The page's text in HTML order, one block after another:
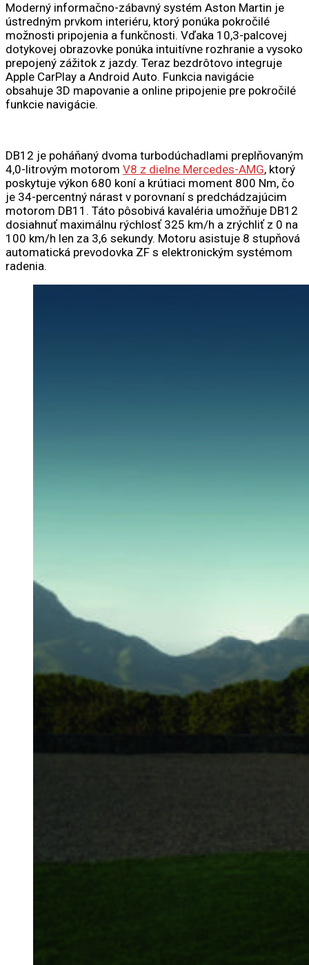
Moderný informačno-zábavný systém Aston Martin je
ústredným prvkom interiéru, ktorý ponúka pokročilé
možnosti pripojenia a funkčnosti. Vďaka 10,3-palcovej
dotykovej obrazovke ponúka intuitívne rozhranie a vysoko
prepojený zážitok z jazdy. Teraz bezdrôtovo integruje
Apple CarPlay a Android Auto. Funkcia navigácie
obsahuje 3D mapovanie a online pripojenie pre pokročilé
funkcie navigácie.
DB12 je poháňaný dvoma turbodúchadlami preplňovaným
4,0-litrovým motorom V8 z dielne Mercedes-AMG, ktorý
poskytuje výkon 680 koní a krútiaci moment 800 Nm, čo
je 34-percentný nárast v porovnaní s predchádzajúcim
motorom DB11. Táto pôsobivá kavaléria umožňuje DB12
dosiahnuť maximálnu rýchlosť 325 km/h a zrýchliť z 0 na
100 km/h len za 3,6 sekundy. Motoru asistuje 8 stupňová
automatická prevodovka ZF s elektronickým systémom
radenia.